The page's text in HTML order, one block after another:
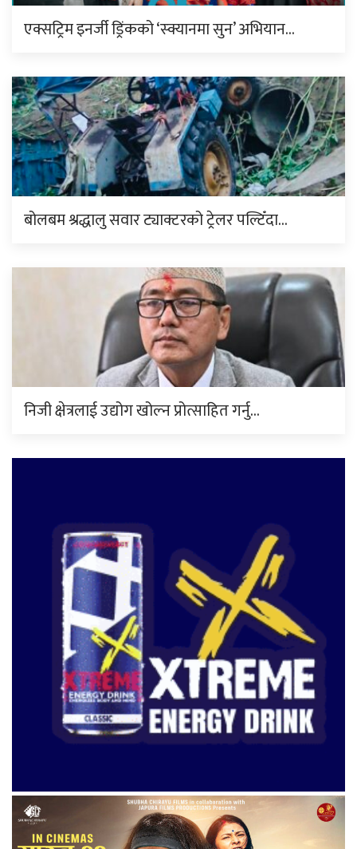
एक्सट्रिम इनर्जी ड्रिंकको ‘स्क्यानमा सुन’ अभियान…
बोलबम श्रद्धालु सवार ट्याक्टरको ट्रेलर पल्टिँदा…
निजी क्षेत्रलाई उद्योग खोल्न प्रोत्साहित गर्नु…